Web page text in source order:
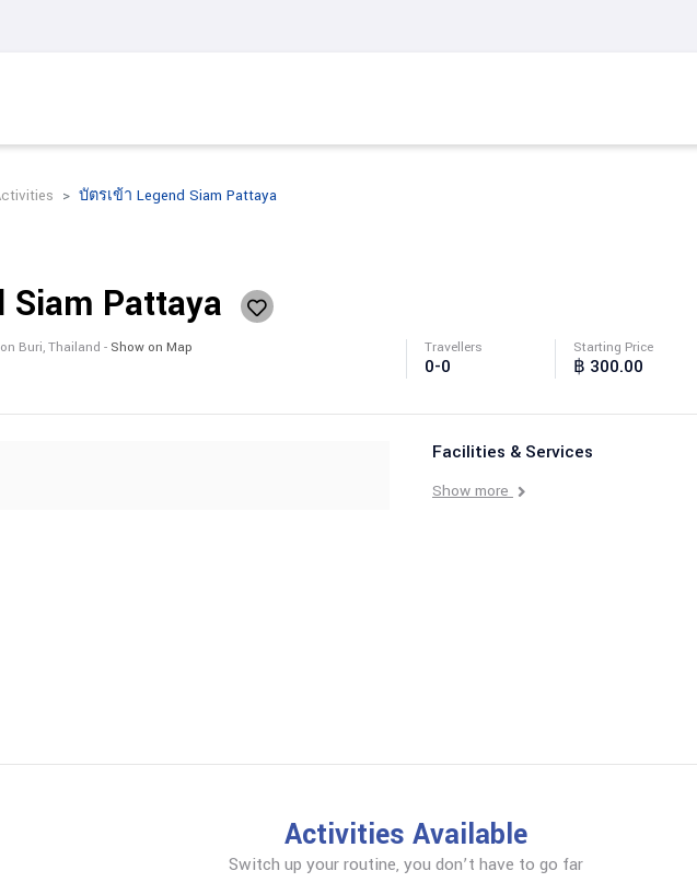
บัตรเข้า Legend Siam Pattaya
Pattaya
Buri, Thailand - Show on Map Travellers
0-0
Starting Price
฿ 300.00
Facilities & Services
Show more
Activities Available
Switch up your routine, you don’t have to go far